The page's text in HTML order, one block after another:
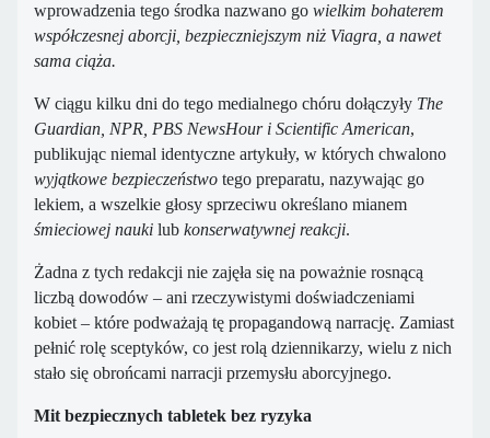
wprowadzenia tego środka nazwano go wielkim bohaterem
współczesnej aborcji, bezpieczniejszym niż Viagra, a nawet
sama ciąża.
W ciągu kilku dni do tego medialnego chóru dołączyły The
Guardian, NPR, PBS NewsHour i Scientific American,
publikując niemal identyczne artykuły, w których chwalono
wyjątkowe bezpieczeństwo tego preparatu, nazywając go
lekiem, a wszelkie głosy sprzeciwu określano mianem
śmieciowej nauki lub konserwatywnej reakcji.
Żadna z tych redakcji nie zajęła się na poważnie rosnącą
liczbą dowodów – ani rzeczywistymi doświadczeniami
kobiet – które podważają tę propagandową narrację. Zamiast
pełnić rolę sceptyków, co jest rolą dziennikarzy, wielu z nich
stało się obrońcami narracji przemysłu aborcyjnego.
Mit bezpiecznych tabletek bez ryzyka